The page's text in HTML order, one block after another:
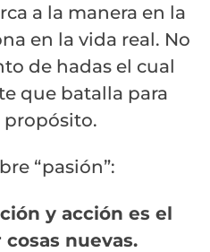
a la manera en la
en la vida real. No
de hadas el cual
que batalla para
propósito.
“pasión”:
y acción es el
nuevas.